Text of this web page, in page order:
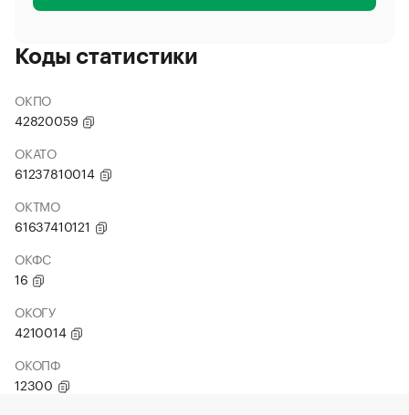
Коды статистики
ОКПО
42820059
ОКАТО
61237810014
ОКТМО
61637410121
ОКФС
16
ОКОГУ
4210014
ОКОПФ
12300